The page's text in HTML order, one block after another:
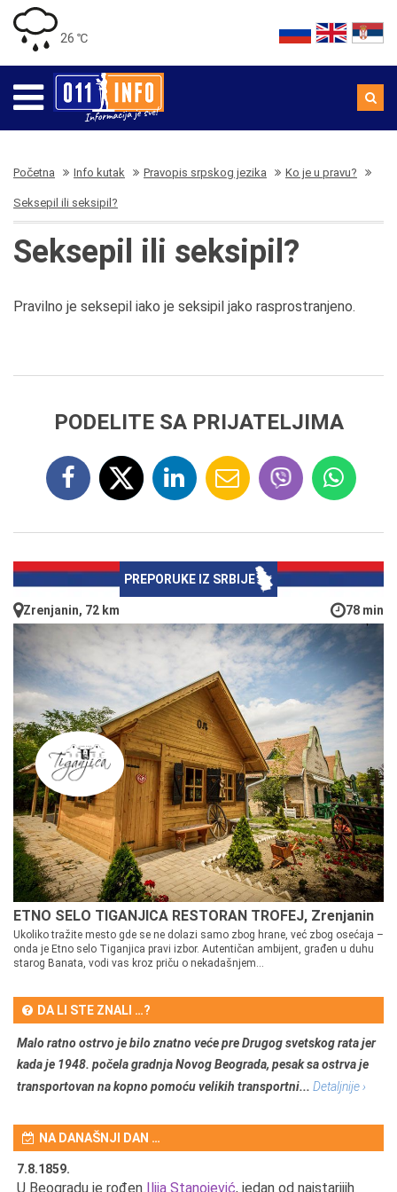
26 ℃
Početna Info kutak Pravopis srpskog jezika Ko je u pravu?
Seksepil ili seksipil?
Seksepil ili seksipil?
Pravilno je seksepil iako je seksipil jako rasprostranjeno.
PODELITE SA PRIJATELJIMA
PREPORUKE IZ SRBIJE
Zrenjanin, 72 km 78 min
ETNO SELO TIGANJICA RESTORAN TROFEJ, Zrenjanin
Ukoliko tražite mesto gde se ne dolazi samo zbog hrane, već zbog osećaja –
onda je Etno selo Tiganjica pravi izbor. Autentičan ambijent, građen u duhu
starog Banata, vodi vas kroz priču o nekadašnjem...
DA LI STE ZNALI …?
Malo ratno ostrvo je bilo znatno veće pre Drugog svetskog rata jer
kada je 1948. počela gradnja Novog Beograda, pesak sa ostrva je
transportovan na kopno pomoću velikih transportni... Detaljnije ›
NA DANAŠNJI DAN …
7.8.1859.
U Beogradu je rođen Ilija Stanojević, jedan od najstarijih